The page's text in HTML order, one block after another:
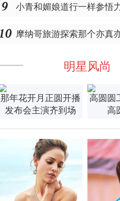
小青和媚娘道行一样参悟
摩纳哥旅游探索那个亦真
明星风尚
那年花开月正圆开播
发布会主演齐到场
高圆圆
高